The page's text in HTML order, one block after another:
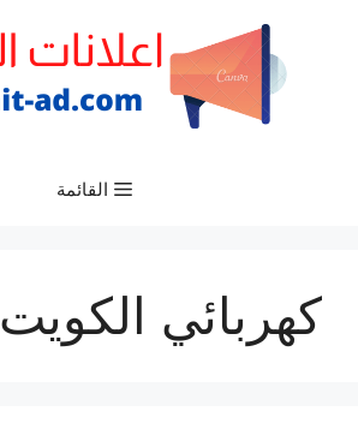
القائمة
كهربائي الكويت